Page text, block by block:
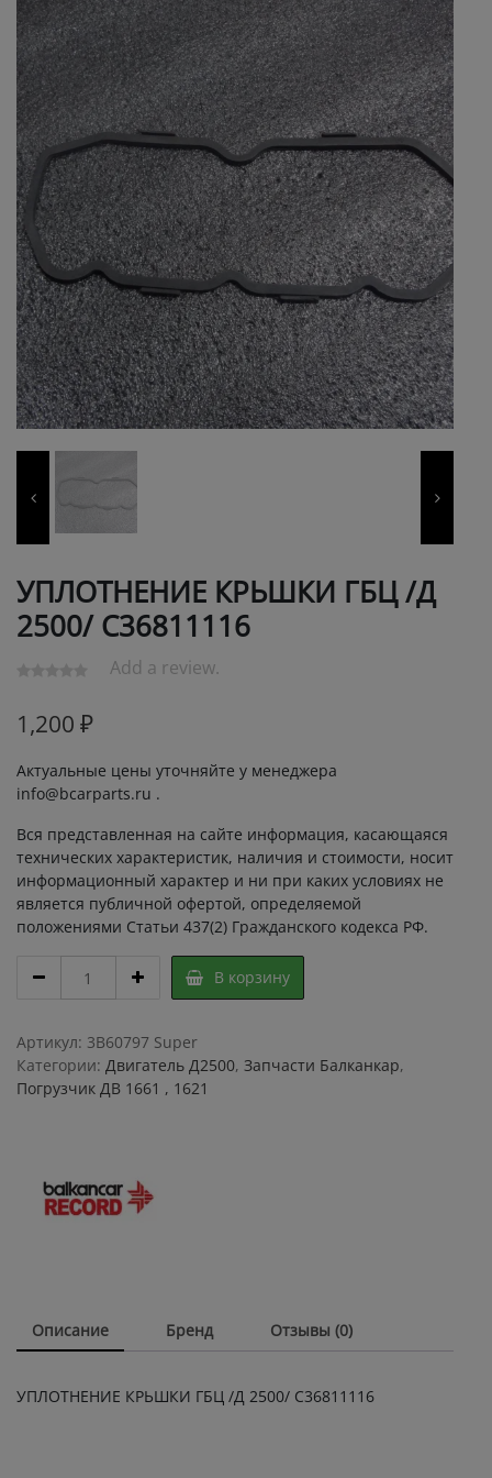
УПЛОТНЕНИЕ КРЬШКИ ГБЦ /Д
2500/ С36811116
Add a review.
1,200 ₽
Актуальные цены уточняйте у менеджера
info@bcarparts.ru .
Вся представленная на сайте информация, касающаяся
технических характеристик, наличия и стоимости, носит
информационный характер и ни при каких условиях не
является публичной офертой, определяемой
положениями Статьи 437(2) Гражданского кодекса РФ.
УПЛОТНЕНИЕ
КРЬШКИ
/
Д
2500/
С36811116
В корзину
Артикул: 3B60797 Super
Категории: Двигатель Д2500, Запчасти Балканкар,
Погрузчик ДВ 1661 , 1621
Описание Бренд Отзывы (0)
УПЛОТНЕНИЕ КРЬШКИ ГБЦ /Д 2500/ С36811116